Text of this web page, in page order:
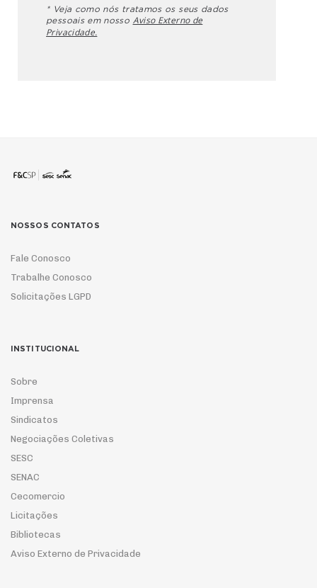
* Veja como nós tratamos os seus dados
pessoais em nosso Aviso Externo de
Privacidade.
NOSSOS CONTATOS
Fale Conosco
Trabalhe Conosco
Solicitações LGPD
INSTITUCIONAL
Sobre
Imprensa
Sindicatos
Negociações Coletivas
SESC
SENAC
Cecomercio
Licitações
Bibliotecas
Aviso Externo de Privacidade